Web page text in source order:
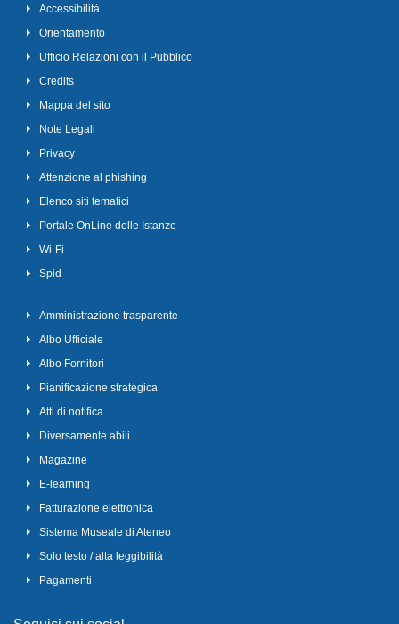
Accessibilità
Orientamento
Ufficio Relazioni con il Pubblico
Credits
Mappa del sito
Note Legali
Privacy
Attenzione al phishing
Elenco siti tematici
Portale OnLine delle Istanze
Wi-Fi
Spid
Amministrazione trasparente
Albo Ufficiale
Albo Fornitori
Pianificazione strategica
Atti di notifica
Diversamente abili
Magazine
E-learning
Fatturazione elettronica
Sistema Museale di Ateneo
Solo testo / alta leggibilità
Pagamenti